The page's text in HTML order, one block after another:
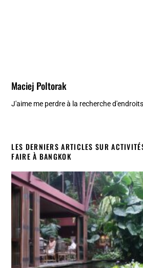
Maciej Poltorak
J'aime me perdre à la recherche
LES DERNIERS ARTICLES SUR
FAIRE À BANGKOK